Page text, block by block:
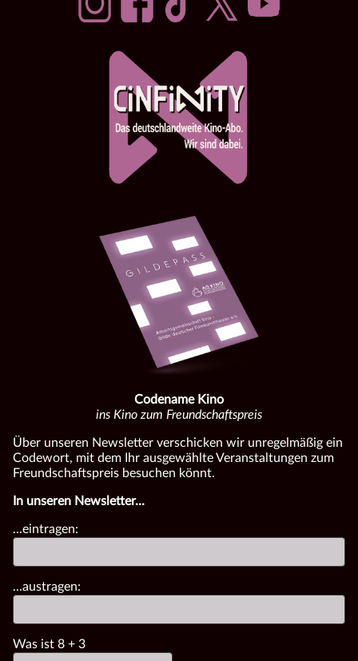
Codename Kino
ins Kino zum Freundschaftspreis
Über unseren Newsletter verschicken wir unregelmäßig ein
Codewort, mit dem Ihr ausgewählte Veranstaltungen zum
Freundschaftspreis besuchen könnt.
In unseren Newsletter...
...eintragen:
...austragen:
Was ist 8 + 3